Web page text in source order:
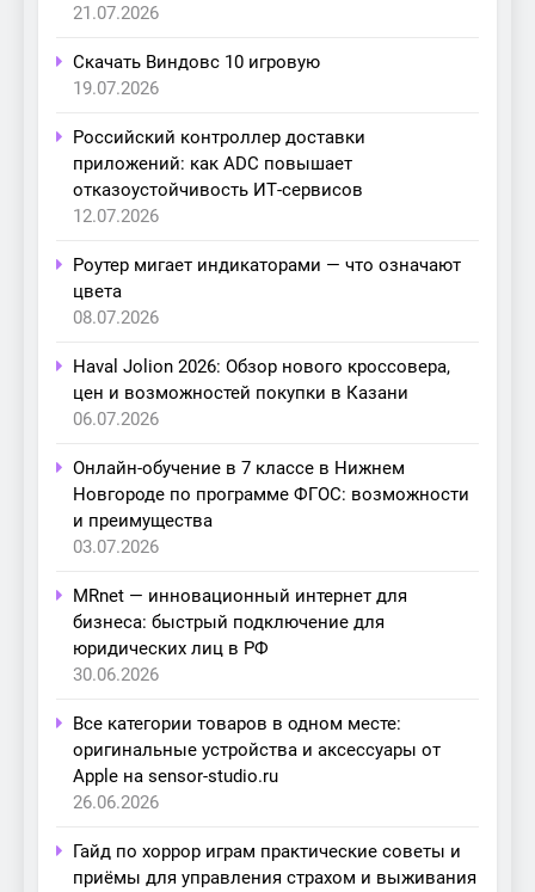
21.07.2026
Скачать Виндовс 10 игровую
19.07.2026
Российский контроллер доставки
приложений: как ADC повышает
отказоустойчивость ИТ-сервисов
12.07.2026
Роутер мигает индикаторами — что означают
цвета
08.07.2026
Haval Jolion 2026: Обзор нового кроссовера,
цен и возможностей покупки в Казани
06.07.2026
Онлайн-обучение в 7 классе в Нижнем
Новгороде по программе ФГОС: возможности
и преимущества
03.07.2026
MRnet — инновационный интернет для
бизнеса: быстрый подключение для
юридических лиц в РФ
30.06.2026
Все категории товаров в одном месте:
оригинальные устройства и аксессуары от
Apple на sensor-studio.ru
26.06.2026
Гайд по хоррор играм практические советы и
приёмы для управления страхом и выживания